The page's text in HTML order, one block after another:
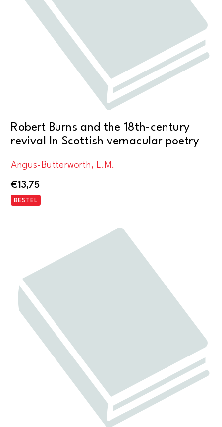
Robert Burns and the 18th-century
revival In Scottish vernacular poetry
Angus-Butterworth, L.M.
€13,75
BESTEL